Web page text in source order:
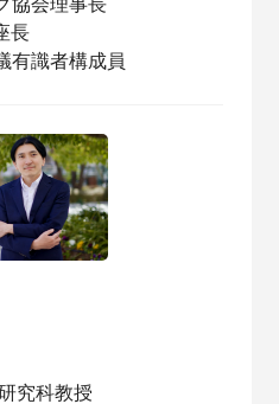
協会理事長
長
有識者構成員
究科教授